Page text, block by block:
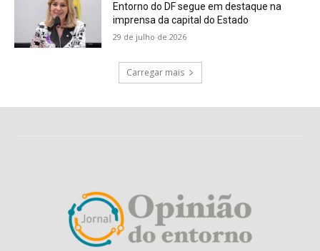
Entorno do DF segue em destaque na
imprensa da capital do Estado
29 de julho de 2026
Carregar mais